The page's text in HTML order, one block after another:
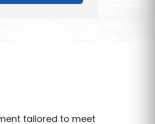
tailored to meet